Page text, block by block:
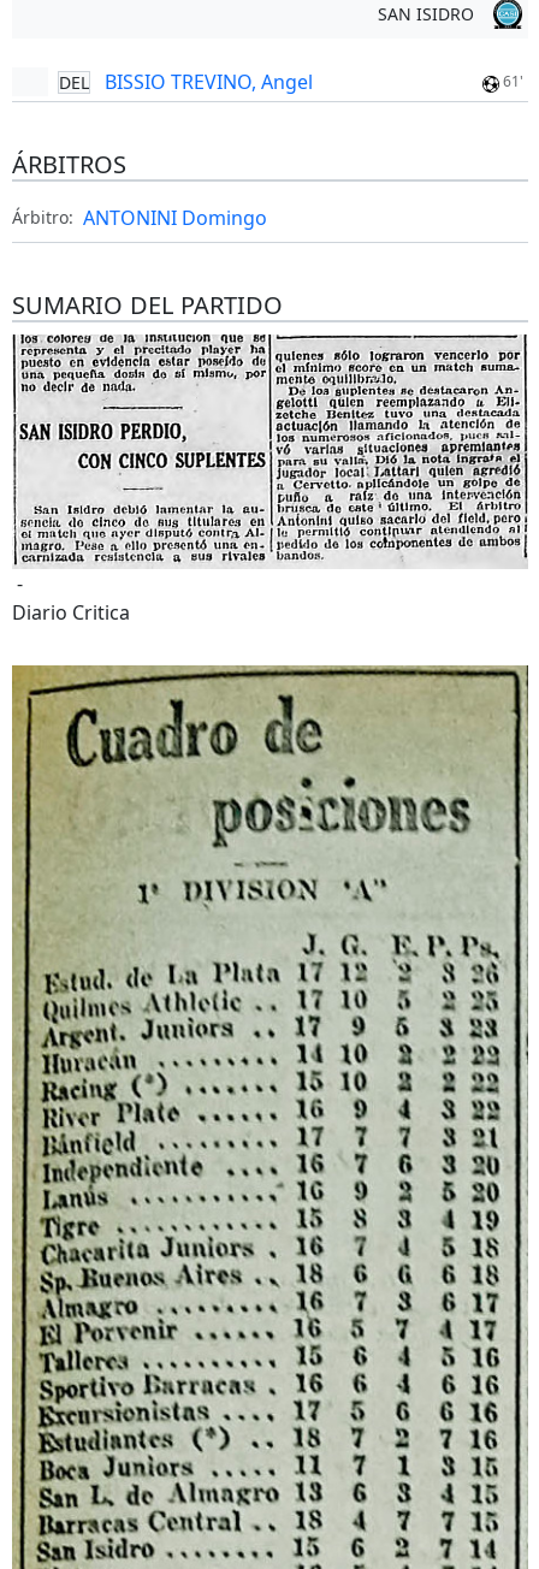
SAN ISIDRO
DEL BISSIO TREVINO, Angel 61'
ÁRBITROS
Árbitro: ANTONINI Domingo
SUMARIO DEL PARTIDO
-
Diario Critica